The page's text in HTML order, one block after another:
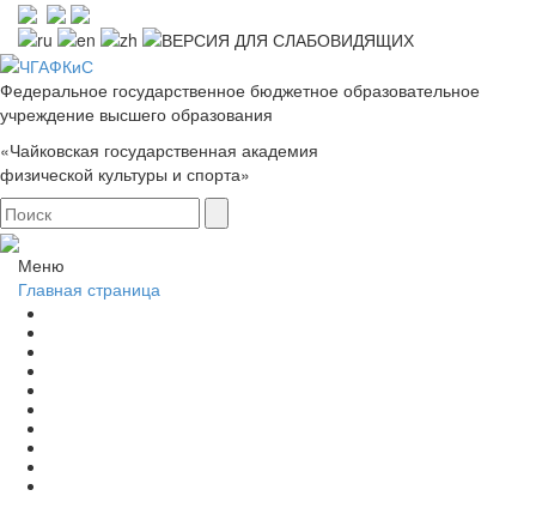
Федеральное государственное бюджетное образовательное
учреждение высшего образования
«Чайковская государственная академия
физической культуры и спорта»
Меню
Главная страница